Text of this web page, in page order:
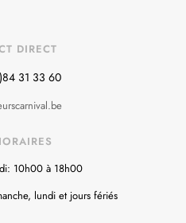
DIRECT
31 33 60
10h00 à 18h00
lundi et jours fériés